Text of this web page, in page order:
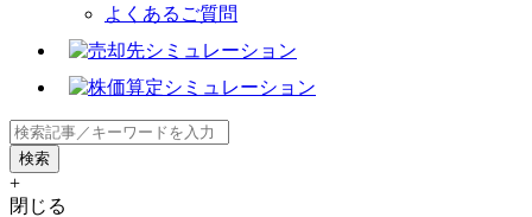
よくあるご質問
+
閉じる